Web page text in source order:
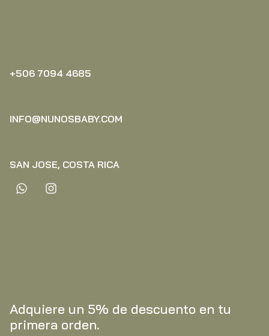
+506 7094 4685‬
INFO@NUNOSBABY.COM
SAN JOSE, COSTA RICA
Adquiere un 5% de descuento en tu
primera orden.